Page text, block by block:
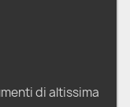
di altissima